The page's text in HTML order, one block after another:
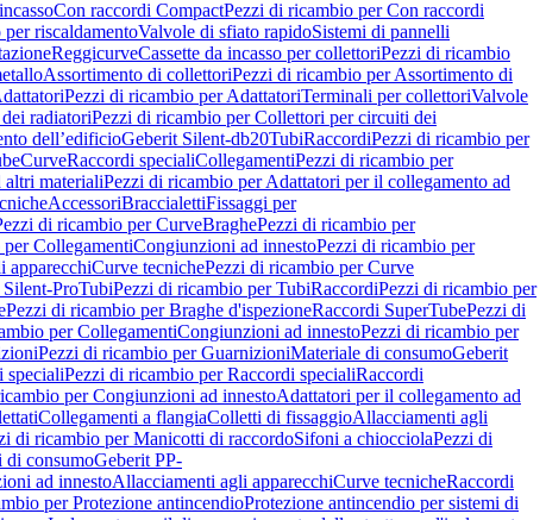
Con raccordi CompactPezzi di ricambio per Con raccordi
riscaldamentoValvole di sfiato rapidoSistemi di pannelli
ReggicurveCassette da incasso per collettoriPezzi di ricambio
Assortimento di collettoriPezzi di ricambio per Assortimento di
Pezzi di ricambio per AdattatoriTerminali per collettoriValvole
radiatoriPezzi di ricambio per Collettori per circuiti dei
dell’edificioGeberit Silent-db20TubiRaccordiPezzi di ricambio per
CurveRaccordi specialiCollegamentiPezzi di ricambio per
altri materialiPezzi di ricambio per Adattatori per il collegamento ad
AccessoriBraccialettiFissaggi per
di ricambio per CurveBraghePezzi di ricambio per
CollegamentiCongiunzioni ad innestoPezzi di ricambio per
apparecchiCurve tecnichePezzi di ricambio per Curve
ProTubiPezzi di ricambio per TubiRaccordiPezzi di ricambio per
Pezzi di ricambio per Braghe d'ispezioneRaccordi SuperTubePezzi di
per CollegamentiCongiunzioni ad innestoPezzi di ricambio per
Pezzi di ricambio per GuarnizioniMateriale di consumoGeberit
specialiPezzi di ricambio per Raccordi specialiRaccordi
per Congiunzioni ad innestoAdattatori per il collegamento ad
Collegamenti a flangiaColletti di fissaggioAllacciamenti agli
di ricambio per Manicotti di raccordoSifoni a chiocciolaPezzi di
di consumoGeberit PP-
ad innestoAllacciamenti agli apparecchiCurve tecnicheRaccordi
per Protezione antincendioProtezione antincendio per sistemi di